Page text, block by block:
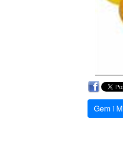
Gem i